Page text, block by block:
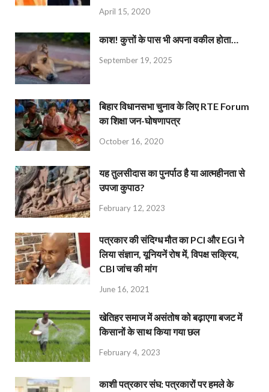
April 15, 2020
काश! कुत्तों के पास भी अपना वकील होता…
September 19, 2025
बिहार विधानसभा चुनाव के लिए RTE Forum
का शिक्षा जन-घोषणापत्र
October 16, 2020
यह तुलसीदास का पुनर्पाठ है या आत्महीनता से
उपजा कुपाठ?
February 12, 2023
पत्रकार की संदिग्ध मौत का PCI और EGI ने
लिया संज्ञान, यूनियनें रोष में, विपक्ष सक्रिय,
CBI जांच की मांग
June 16, 2021
खेतिहर समाज में असंतोष को बढ़ाएगा बजट में
किसानों के साथ किया गया छल
February 4, 2023
काशी पत्रकार संघ: पत्रकारों पर हमले के